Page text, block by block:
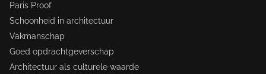
Paris Proof
Schoonheid in architectuur
Vakmanschap
Goed opdrachtgeverschap
Architectuur als culturele waarde